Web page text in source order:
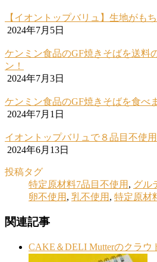
【イオントップバリュ】生地がも
2024年7月5日
ケンミン食品のGF焼きそばを送料
ン！
2024年7月3日
ケンミン食品のGF焼きそばを食べ
2024年7月1日
イオントップバリュで８品目不使
2024年6月13日
投稿タグ
特定原材料7品目不使用 , グル
卵不使用 , 乳不使用 , 特定原材
関連記事
CAKE＆DELI Mutterのクラウ